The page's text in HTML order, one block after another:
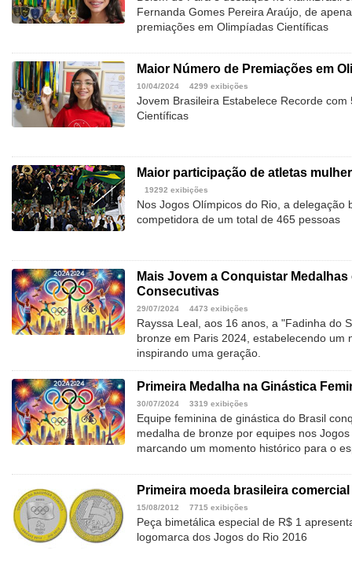
Fernanda Gomes Pereira Araújo, de
premiações em Olimpíadas Científicas
Maior Número de Premiações em
10/04/2024 4299 exibições
Jovem Brasileira Estabelece Recorde
Científicas
Maior participação de atletas
19292 exibições
Nos Jogos Olímpicos do Rio, a delegação
competidora de um total de 465 pessoas
Mais Jovem a Conquistar
Consecutivas
29/07/2024 4473 exibições
Rayssa Leal, aos 16 anos, a "Fadinha do
bronze em Paris 2024, estabelecendo um
inspirando uma geração.
Primeira Medalha na Ginástica
30/07/2024 3319 exibições
Equipe feminina de ginástica do Brasil
medalha de bronze por equipes nos
marcando um momento histórico para o
Primeira moeda brasileira
15/08/2012 7715 exibições
Peça bimetálica especial de R$ 1
logomarca dos Jogos do Rio 2016